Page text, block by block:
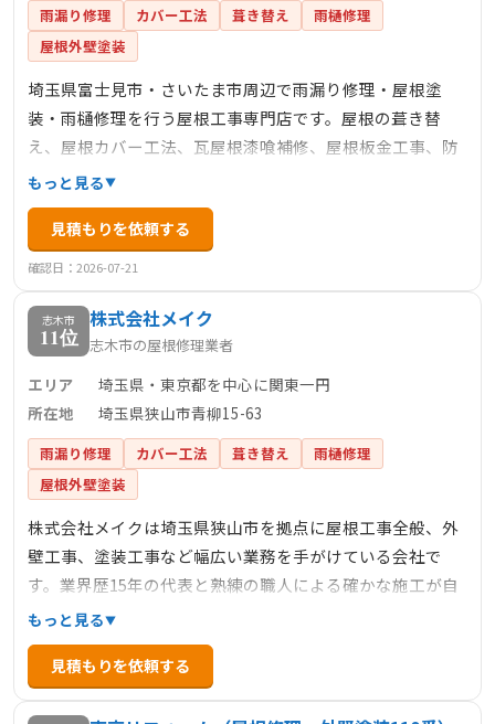
雨漏り修理 カバー工法 葺き替え
雨樋修理
屋根外壁塗装
埼玉県富士見市・さいたま市周辺で雨漏り修理・屋根塗
装・雨樋修理を行う屋根工事専門店です。屋根の葺き替
え、屋根カバー工法、瓦屋根漆喰補修、屋根板金工事、防
水工事なども承っております。創業18年、累計1,200棟の施
工実績があり、建築施工管理技士など有資格者が現場で施
工いたします。自社施工により中間マージンなしの低価格
を実現し、最長15年保証で定期点検も行います。
もっと見る
見積もりを依頼する
確認日：2026-07-21
志木市
11位
株式会社メイク
志木市の屋根修理業者
エリア
埼玉県・東京都を中心に関東一円
所在地
埼玉県狭山市青柳15-63
雨漏り修理 カバー工法 葺き替え
雨樋修理
屋根外壁塗装
株式会社メイクは埼玉県狭山市を拠点に屋根工事全般、外
壁工事、塗装工事など幅広い業務を手がけている会社で
す。業界歴15年の代表と熟練の職人による確かな施工が自
慢で、お打ち合わせからアフターフォローまでお客様に寄
り添ってサポートしています。自慢のフットワークを活か
し、埼玉県・東京都を中心に関東一円で活動しており、雨
漏り修理や屋根修理などの住宅のお困りごとに幅広く対応
もっと見る
見積もりを依頼する